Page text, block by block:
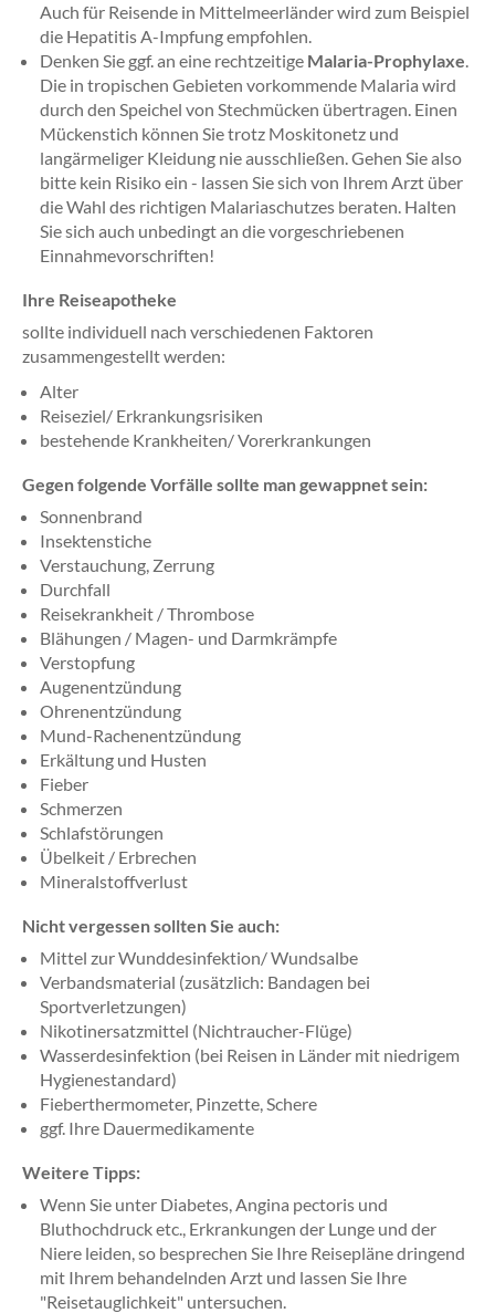
Auch für Reisende in Mittelmeerländer wird zum Beispiel
die Hepatitis A-Impfung empfohlen.
Denken Sie ggf. an eine rechtzeitige Malaria-Prophylaxe.
Die in tropischen Gebieten vorkommende Malaria wird
durch den Speichel von Stechmücken übertragen. Einen
Mückenstich können Sie trotz Moskitonetz und
langärmeliger Kleidung nie ausschließen. Gehen Sie also
bitte kein Risiko ein - lassen Sie sich von Ihrem Arzt über
die Wahl des richtigen Malariaschutzes beraten. Halten
Sie sich auch unbedingt an die vorgeschriebenen
Einnahmevorschriften!
Ihre Reiseapotheke
sollte individuell nach verschiedenen Faktoren
zusammengestellt werden:
Alter
Reiseziel/ Erkrankungsrisiken
bestehende Krankheiten/ Vorerkrankungen
Gegen folgende Vorfälle sollte man gewappnet sein:
Sonnenbrand
Insektenstiche
Verstauchung, Zerrung
Durchfall
Reisekrankheit / Thrombose
Blähungen / Magen- und Darmkrämpfe
Verstopfung
Augenentzündung
Ohrenentzündung
Mund-Rachenentzündung
Erkältung und Husten
Fieber
Schmerzen
Schlafstörungen
Übelkeit / Erbrechen
Mineralstoffverlust
Nicht vergessen sollten Sie auch:
Mittel zur Wunddesinfektion/ Wundsalbe
Verbandsmaterial (zusätzlich: Bandagen bei
Sportverletzungen)
Nikotinersatzmittel (Nichtraucher-Flüge)
Wasserdesinfektion (bei Reisen in Länder mit niedrigem
Hygienestandard)
Fieberthermometer, Pinzette, Schere
ggf. Ihre Dauermedikamente
Weitere Tipps:
Wenn Sie unter Diabetes, Angina pectoris und
Bluthochdruck etc., Erkrankungen der Lunge und der
Niere leiden, so besprechen Sie Ihre Reisepläne dringend
mit Ihrem behandelnden Arzt und lassen Sie Ihre
"Reisetauglichkeit" untersuchen.